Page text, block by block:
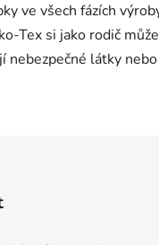
ve všech fázích
Tex si jako rodič
nebezpečné látky